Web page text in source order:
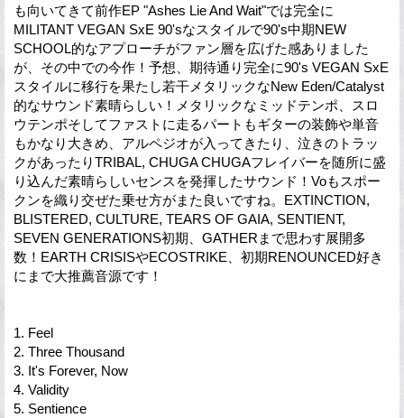
も向いてきて前作EP "Ashes Lie And Wait"では完全に
MILITANT VEGAN SxE 90'sなスタイルで90's中期NEW
SCHOOL的なアプローチがファン層を広げた感ありました
が、その中での今作！予想、期待通り完全に90's VEGAN SxE
スタイルに移行を果たし若干メタリックなNew Eden/Catalyst
的なサウンド素晴らしい！メタリックなミッドテンポ、スロ
ウテンポそしてファストに走るパートもギターの装飾や単音
もかなり大きめ、アルペジオが入ってきたり、泣きのトラッ
クがあったりTRIBAL, CHUGA CHUGAフレイバーを随所に盛
り込んだ素晴らしいセンスを発揮したサウンド！Voもスポー
クンを織り交ぜた乗せ方がまた良いですね。EXTINCTION,
BLISTERED, CULTURE, TEARS OF GAIA, SENTIENT,
SEVEN GENERATIONS初期、GATHERまで思わす展開多
数！EARTH CRISISやECOSTRIKE、初期RENOUNCED好き
にまで大推薦音源です！
1. Feel
2. Three Thousand
3. It's Forever, Now
4. Validity
5. Sentience